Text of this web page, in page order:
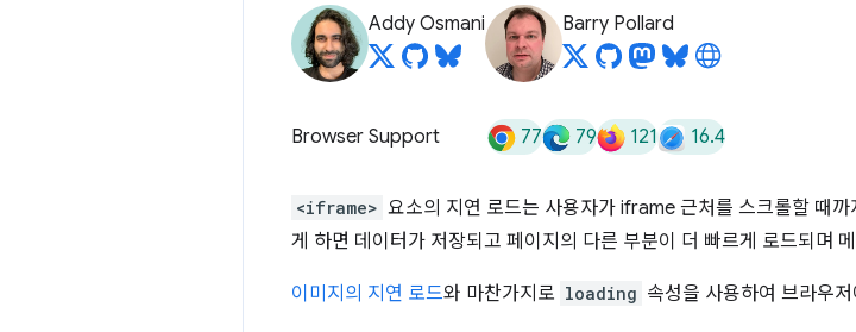
Addy Osmani Barry Pollard
Browser Support 77 79 121 16.4
<iframe> 요소의 지연 로드는 사용자가 iframe 근처를 스크롤할 때
게 하면 데이터가 저장되고 페이지의 다른 부분이 더 빠르게 로드되며
이미지의 지연 로드와 마찬가지로 loading 속성을 사용하여 브라우